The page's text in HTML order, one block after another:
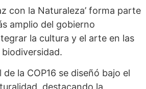
con la Naturaleza’ forma parte
amplio del gobierno
la cultura y el arte en las
la COP16 se diseñó bajo el
destacando la